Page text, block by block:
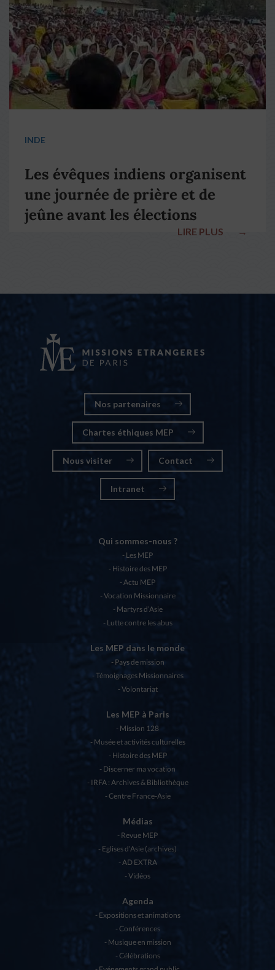
INDE
Les évêques indiens organisent
une journée de prière et de
jeûne avant les élections
LIRE PLUS →
Nos partenaires
Chartes éthiques MEP
Nous visiter Contact
Intranet
Qui sommes-nous ?
Les MEP
Histoire des MEP
Actu MEP
Vocation Missionnaire
Martyrs d’Asie
Lutte contre les abus
Les MEP dans le monde
Pays de mission
Témoignages Missionnaires
Volontariat
Les MEP à Paris
Mission 128
Musée et activités culturelles
Histoire des MEP
Discerner ma vocation
IRFA : Archives & Bibliothèque
Centre France-Asie
Médias
Revue MEP
Eglises d’Asie (archives)
AD EXTRA
Vidéos
Agenda
Expositions et animations
Conférences
Musique en mission
Célébrations